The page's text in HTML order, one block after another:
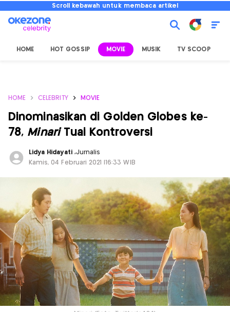
Scroll kebawah untuk membaca artikel
HOME HOT GOSSIP MOVIE MUSIK TV SCOOP
HOME CELEBRITY MOVIE
Dinominasikan di Golden Globes ke-
78, MinariTuai Kontroversi
Lidya Hidayati ,Jurnalis
Kamis, 04 Februari 2021 |16:33 WIB